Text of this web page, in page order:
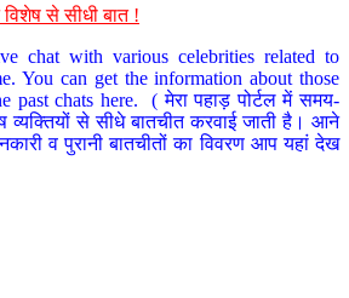
से सीधी बात !
chat with various celebrities related to
You can get the information about those
past chats here. ( मेरा पहाड़ पोर्टल में समय-
व्यक्तियों से सीधे बातचीत करवाई जाती है। आने
व पुरानी बातचीतों का विवरण आप यहां देख